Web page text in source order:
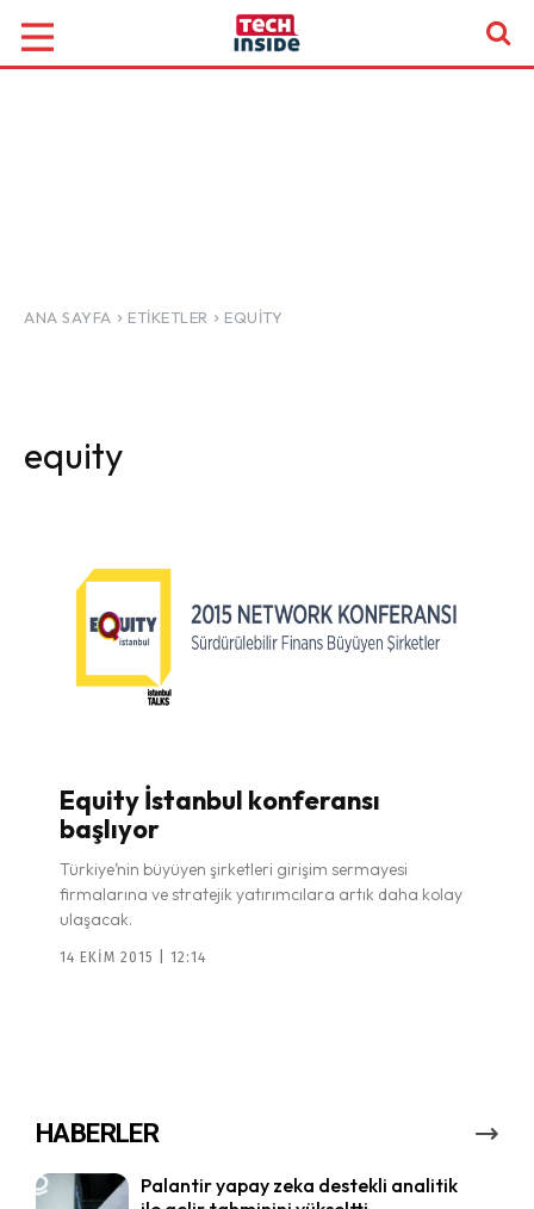
ANA SAYFA ETIKETLER EQUITY
equity
Equity İstanbul konferansı
başlıyor
Türkiye’nin büyüyen şirketleri girişim sermayesi
firmalarına ve stratejik yatırımcılara artık daha kolay
ulaşacak.
14 EKIM 2015 | 12:14
HABERLER
Palantir yapay zeka destekli analitik